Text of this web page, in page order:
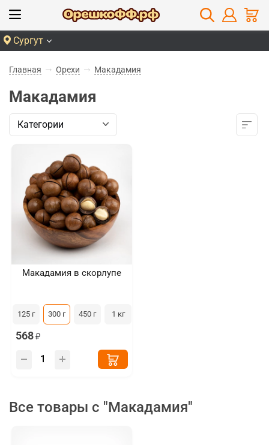
Сургут
Главная Орехи Макадамия
Макадамия
Категории
Макадамия в скорлупе
125 г 300 г 450 г 1 кг
568
Все товары с "Макадамия"